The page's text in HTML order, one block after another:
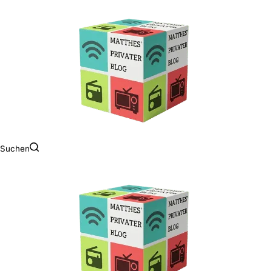
Suchen